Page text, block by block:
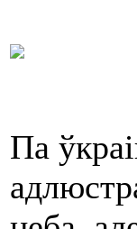
Па